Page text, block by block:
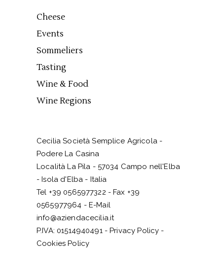
Cheese
Events
Sommeliers
Tasting
Wine & Food
Wine Regions
Cecilia Società Semplice Agricola -
Podere La Casina
Località La Pila - 57034 Campo nell'Elba
- Isola d'Elba - Italia
Tel +39 0565977322 - Fax +39
0565977964 - E-Mail
info@aziendacecilia.it
P.IVA: 01514940491 -Privacy Policy -
Cookies Policy